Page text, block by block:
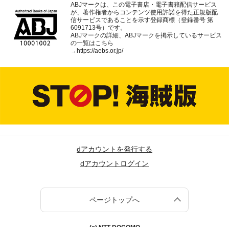
ABJマークは、この電子書店・電子書籍配信サービス
が、著作権者からコンテンツ使用許諾を得た正規版配
信サービスであることを示す登録商標（登録番号 第
6091713号）です。
ABJマークの詳細、ABJマークを掲示しているサービス
の一覧はこちら
→https://aebs.or.jp/
dアカウントを発行する
dアカウントログイン
ページトップへ